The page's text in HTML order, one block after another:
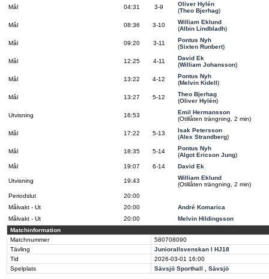
Mål 04:31 3-9
Oliver Hylén
(Theo Bjerhag)
Mål 08:36 3-10
William Eklund
(Albin Lindbladh)
Mål 09:20 3-11
Pontus Nyh
(Sixten Runbert)
Mål 12:25 4-11
David Ek
(William Johansson)
Mål 13:22 4-12
Pontus Nyh
(Melvin Kidell)
Mål 13:27 5-12
Theo Bjerhag
(Oliver Hylén)
Utvisning 16:53
Emil Hermansson
(Otillåten trängning, 2 min)
Mål 17:22 5-13
Isak Petersson
(Alex Strandberg)
Mål 18:35 5-14
Pontus Nyh
(Algot Ericson Jung)
Mål
19:07 6-14 David Ek
Utvisning 19:43
William Eklund
(Otillåten trängning, 2 min)
Periodslut
20:00
Målvakt - Ut
20:00
André Komarica
Målvakt - Ut
20:00
Melvin Hildingsson
Matchinformation
Matchnummer
580708090
Tävling
Juniorallsvenskan I HJ18
Tid
2026-03-01 16:00
Spelplats
Sävsjö Sporthall , Sävsjö